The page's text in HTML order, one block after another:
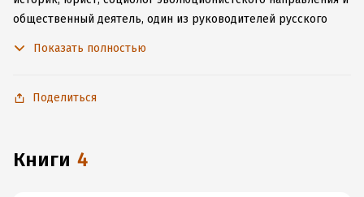
общественный деятель, один из руководителей русского
на иностранных языках, сыграло роль в получении им
Показать полностью
Поделиться
книги 4